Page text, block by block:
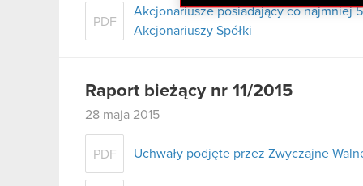
PDF
Akcjonariusze posiadający co najmniej
Akcjonariuszy Spółki
Raport bieżący nr 11/2015
28 maja 2015
PDF Uchwały podjęte przez Zwyczajne